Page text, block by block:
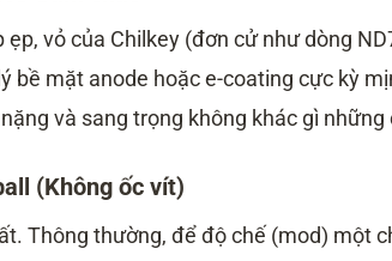
ẹp, vỏ của Chilkey (đơn cử như dòng
bề mặt anode hoặc e-coating cực kỳ
và sang trọng không khác gì
(Không ốc vít)
Thông thường, để độ chế (mod) một